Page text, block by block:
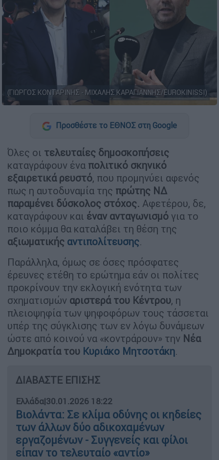
(ΓΙΩΡΓΟΣ ΚΟΝΤΑΡΙΝΗΣ - ΜΙΧΑΛΗΣ ΚΑΡΑΓΙΑΝΝΗΣ/EUROKINISSI)
Προσθέστε το ΕΘΝΟΣ στη Google
Όλες οι τελευταίες δημοσκοπήσεις
καταγράφουν ένα πολιτικό σκηνικό
εξαιρετικά ρευστό, που προμηνύει αφενός
πως η αυτοδυναμία της πρώτης ΝΔ
παραμένει δύσκολος στόχος. Αφετέρου, δε,
καταγράφουν και έναν ανταγωνισμό για το
ποιο κόμμα θα καταλάβει τη θέση της
αξιωματικής αντιπολίτευσης.
Παράλληλα, όμως σε όσες πρόσφατες
έρευνες ετέθη το ερώτημα εάν οι πολίτες
προκρίνουν την εκλογική ενότητα των
σχηματισμών αριστερά του Κέντρου, η
πλειοψηφία των ψηφοφόρων τους τάσσεται
υπέρ της σύγκλισης των εν λόγω δυνάμεων
ώστε από κοινού να «κοντράρουν» την Νέα
Δημοκρατία του Κυριάκο Μητσοτάκη.
ΔΙΑΒΑΣΤΕ ΕΠΙΣΗΣ
Ελλάδα|30.01.2026 18:22
Βιολάντα: Σε κλίμα οδύνης οι κηδείες
των άλλων δύο αδικοχαμένων
εργαζομένων - Συγγενείς και φίλοι
είπαν το τελευταίο «αντίο»